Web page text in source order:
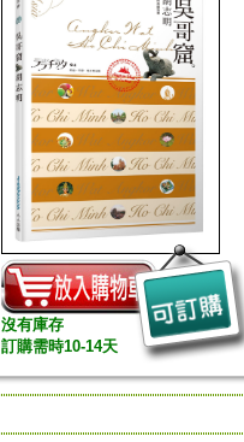
沒有庫存
訂購需時10-14天